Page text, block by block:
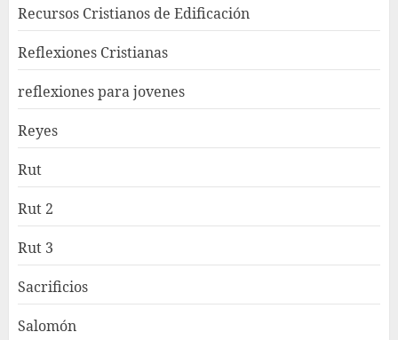
Recursos Cristianos de Edificación
Reflexiones Cristianas
reflexiones para jovenes
Reyes
Rut
Rut 2
Rut 3
Sacrificios
Salomón